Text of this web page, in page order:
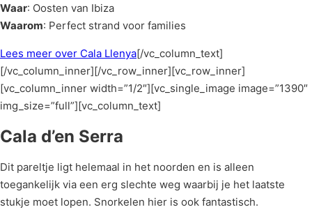
Waar: Oosten van Ibiza
Waarom: Perfect strand voor families
Lees meer over Cala Llenya[/vc_column_text]
[/vc_column_inner][/vc_row_inner][vc_row_inner]
[vc_column_inner width=”1/2″][vc_single_image image=”1390″
img_size=”full”][vc_column_text]
Cala d’en Serra
Dit pareltje ligt helemaal in het noorden en is alleen
toegankelijk via een erg slechte weg waarbij je het laatste
stukje moet lopen. Snorkelen hier is ook fantastisch.